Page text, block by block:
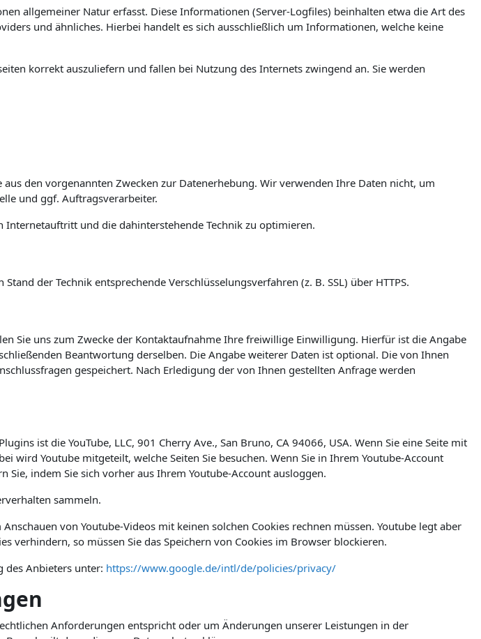
allgemeiner Natur erfasst. Diese Informationen (Server-Logfiles) beinhalten etwa die Art des
und ähnliches. Hierbei handelt es sich ausschließlich um Informationen, welche keine
korrekt auszuliefern und fallen bei Nutzung des Internets zwingend an. Sie werden
den vorgenannten Zwecken zur Datenerhebung. Wir verwenden Ihre Daten nicht, um
und ggf. Auftragsverarbeiter.
und die dahinterstehende Technik zu optimieren.
der Technik entsprechende Verschlüsselungsverfahren (z. B. SSL) über HTTPS.
Sie uns zum Zwecke der Kontaktaufnahme Ihre freiwillige Einwilligung. Hierfür ist die Angabe
Beantwortung derselben. Die Angabe weiterer Daten ist optional. Die von Ihnen
gespeichert. Nach Erledigung der von Ihnen gestellten Anfrage werden
ist die YouTube, LLC, 901 Cherry Ave., San Bruno, CA 94066, USA. Wenn Sie eine Seite mit
wird Youtube mitgeteilt, welche Seiten Sie besuchen. Wenn Sie in Ihrem Youtube-Account
indem Sie sich vorher aus Ihrem Youtube-Account ausloggen.
sammeln.
von Youtube-Videos mit keinen solchen Cookies rechnen müssen. Youtube legt aber
verhindern, so müssen Sie das Speichern von Cookies im Browser blockieren.
des Anbieters unter: https://www.google.de/intl/de/policies/privacy/
Anforderungen entspricht oder um Änderungen unserer Leistungen in der